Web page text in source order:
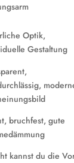
Optik,
Gestaltung
bruchfest, gute
kannst du die